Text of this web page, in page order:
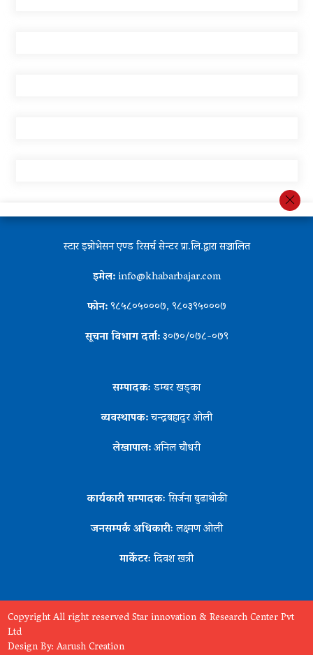
स्टार इन्नोभेसन एण्ड रिसर्च सेन्टर प्रा.लि.द्वारा सञ्चालित
इमेल:info@khabarbajar.com
फोन:९८५८०५०००७, ९८०३९५०००७
सूचना विभाग दर्ता:३०७०/०७८-०७९
सम्पादकःडम्बर खड्का
व्यवस्थापक:चन्द्रबहादुर ओली
लेखापाल:अनिल चौधरी
कार्यकारी सम्पादकःसिर्जना बुढाथोकी
जनसम्पर्क अधिकारीःलक्ष्मण ओली
मार्केटरःदिवश खत्री
Copyright All right reserved Star innovation & Research Center Pvt
Ltd
Design By:Aarush Creation